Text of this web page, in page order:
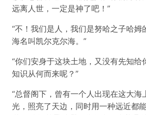
远离人世，一定是神了吧！”
“不！我们是人，我们是努哈之子哈姆
海名叫凯尔克尔海。”
“你们安身于这块土地，又没有先知给
知识从何而来呢？”
“总督阁下，曾有一个人出现在这大海
光，照亮了天边，同时用一种远近都